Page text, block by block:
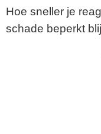
Hoe sneller je
schade beperkt